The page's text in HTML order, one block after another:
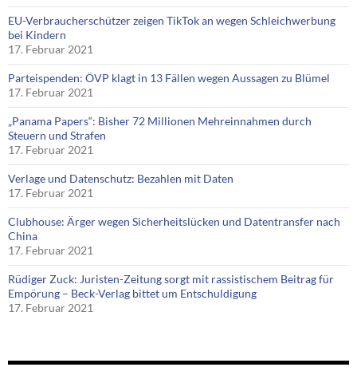
EU-Verbraucherschützer zeigen TikTok an wegen Schleichwerbung
bei Kindern
17. Februar 2021
Parteispenden: ÖVP klagt in 13 Fällen wegen Aussagen zu Blümel
17. Februar 2021
„Panama Papers“: Bisher 72 Millionen Mehreinnahmen durch
Steuern und Strafen
17. Februar 2021
Verlage und Datenschutz: Bezahlen mit Daten
17. Februar 2021
Clubhouse: Ärger wegen Sicherheitslücken und Datentransfer nach
China
17. Februar 2021
Rüdiger Zuck: Juristen-Zeitung sorgt mit rassistischem Beitrag für
Empörung – Beck-Verlag bittet um Entschuldigung
17. Februar 2021